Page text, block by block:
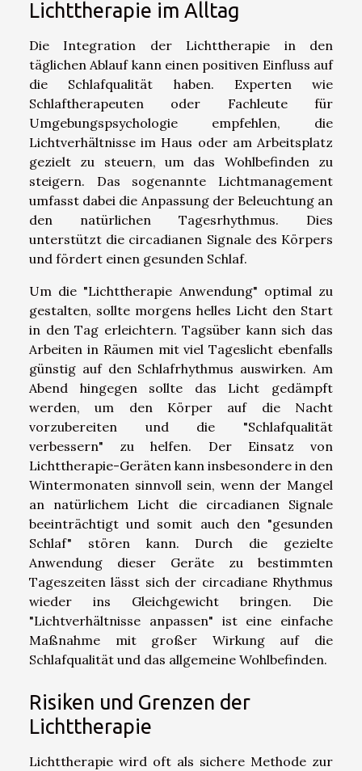
Lichttherapie im Alltag
Die Integration der Lichttherapie in den
täglichen Ablauf kann einen positiven Einfluss auf
die Schlafqualität haben. Experten wie
Schlaftherapeuten oder Fachleute für
Umgebungspsychologie empfehlen, die
Lichtverhältnisse im Haus oder am Arbeitsplatz
gezielt zu steuern, um das Wohlbefinden zu
steigern. Das sogenannte Lichtmanagement
umfasst dabei die Anpassung der Beleuchtung an
den natürlichen Tagesrhythmus. Dies
unterstützt die circadianen Signale des Körpers
und fördert einen gesunden Schlaf.
Um die "Lichttherapie Anwendung" optimal zu
gestalten, sollte morgens helles Licht den Start
in den Tag erleichtern. Tagsüber kann sich das
Arbeiten in Räumen mit viel Tageslicht ebenfalls
günstig auf den Schlafrhythmus auswirken. Am
Abend hingegen sollte das Licht gedämpft
werden, um den Körper auf die Nacht
vorzubereiten und die "Schlafqualität
verbessern" zu helfen. Der Einsatz von
Lichttherapie-Geräten kann insbesondere in den
Wintermonaten sinnvoll sein, wenn der Mangel
an natürlichem Licht die circadianen Signale
beeinträchtigt und somit auch den "gesunden
Schlaf" stören kann. Durch die gezielte
Anwendung dieser Geräte zu bestimmten
Tageszeiten lässt sich der circadiane Rhythmus
wieder ins Gleichgewicht bringen. Die
"Lichtverhältnisse anpassen" ist eine einfache
Maßnahme mit großer Wirkung auf die
Schlafqualität und das allgemeine Wohlbefinden.
Risiken und Grenzen der
Lichttherapie
Lichttherapie wird oft als sichere Methode zur